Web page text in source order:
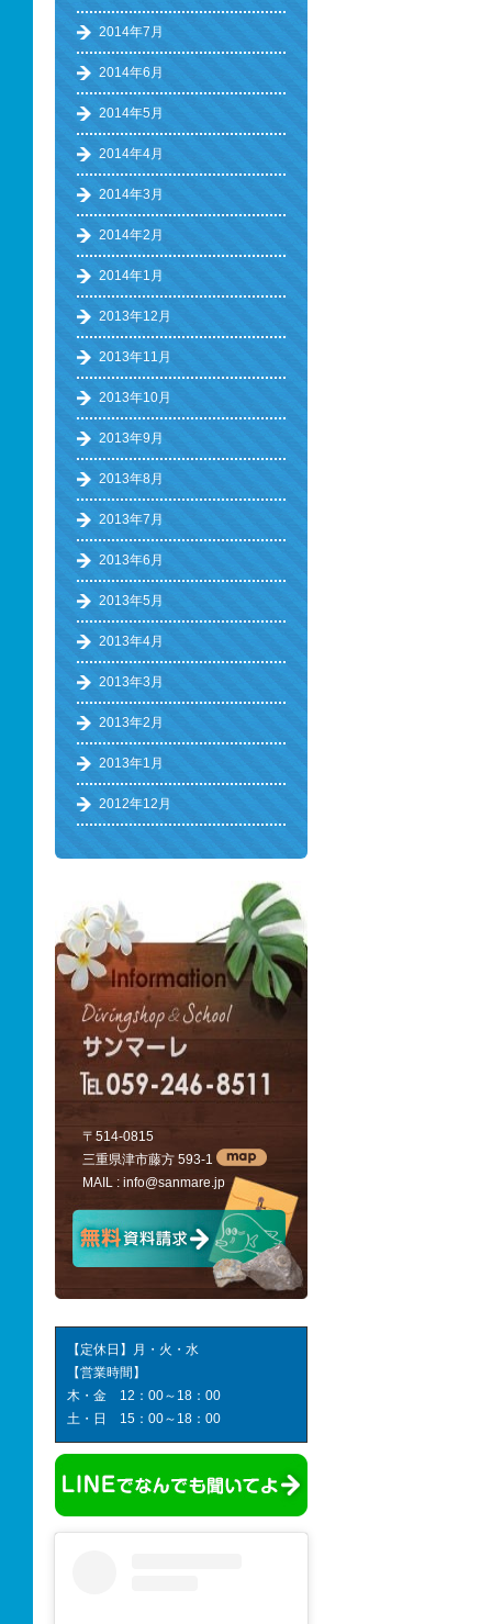
2014年7月
2014年6月
2014年5月
2014年4月
2014年3月
2014年2月
2014年1月
2013年12月
2013年11月
2013年10月
2013年9月
2013年8月
2013年7月
2013年6月
2013年5月
2013年4月
2013年3月
2013年2月
2013年1月
2012年12月
〒514-0815
三重県津市藤方 593-1
MAIL : info@sanmare.jp
【定休日】月・火・水
【営業時間】
木・金 12：00～18：00
土・日 15：00～18：00